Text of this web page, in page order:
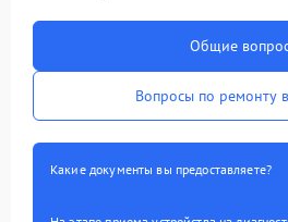
Общие
Вопросы по ремонту
Какие документы вы предоставляете?